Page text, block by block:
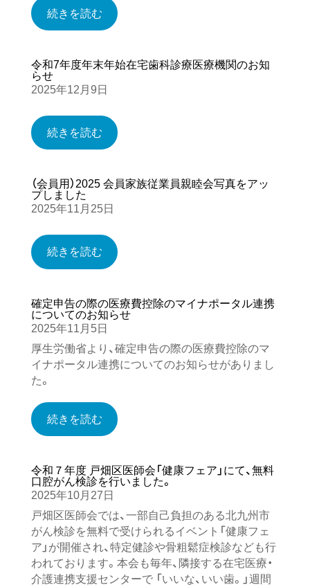
続きを読む
令和7年度年末年始在宅歯科診療医療機関のお知
らせ
2025年12月9日
続きを読む
（会員用）2025 会員家族従業員親睦会写真をアッ
プしました
2025年11月25日
続きを読む
確定申告の際の医療費控除のマイナポータル連携
についてのお知らせ
2025年11月5日
厚生労働省より、確定申告の際の医療費控除のマ
イナポータル連携についてのお知らせがありまし
た。
続きを読む
令和７年度 戸畑区医師会「健康フェア」にて、無料
口腔がん検診を行いました。
2025年10月27日
戸畑区医師会では、一部自己負担のある北九州市
がん検診を無料で受けられるイベント「健康フェ
ア」が開催され、特定健診や骨粗鬆症検診なども行
われております。本会も毎年、隣接する在宅医療・
介護連携支援センターで 「いいな、いい歯。」週間